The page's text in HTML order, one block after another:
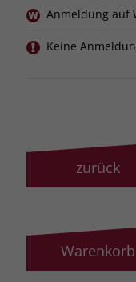
Anmeldung auf
Keine
zurück
Warenkorb